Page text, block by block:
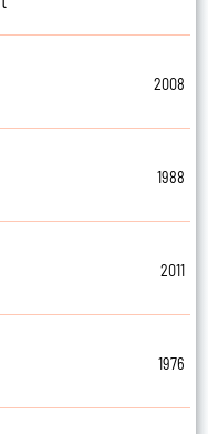
2008
1988
2011
1976